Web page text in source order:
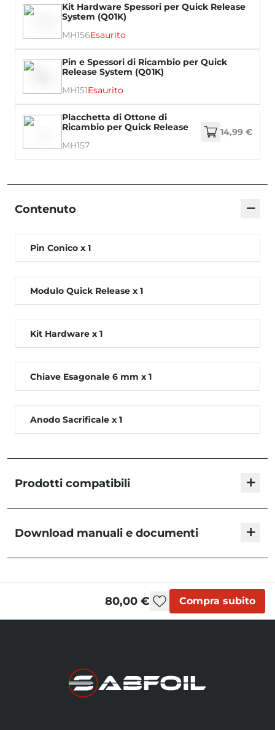
Kit Hardware Spessori per Quick Release
System (Q01K)
MH156Esaurito
Pin e Spessori di Ricambio per Quick
Release System (Q01K)
MH151Esaurito
Placchetta di Ottone di
Ricambio per Quick Release
MH157
14,99 €
Contenuto −
Pin Conico x 1
Modulo Quick Release x 1
Kit Hardware x 1
Chiave Esagonale 6 mm x 1
Anodo Sacrificale x 1
Prodotti compatibili +
279,00 €
Download manuali e documenti +
80,00 € Compra subito